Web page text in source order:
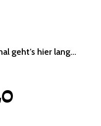
geht’s hier lang…